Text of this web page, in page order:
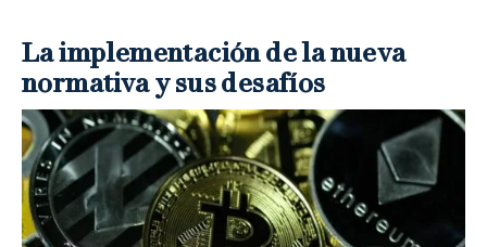
La implementación de la nueva
normativa y sus desafíos